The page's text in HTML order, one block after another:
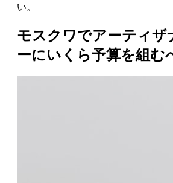
い。
モスクワでアーティザ
ーにいくら予算を組む